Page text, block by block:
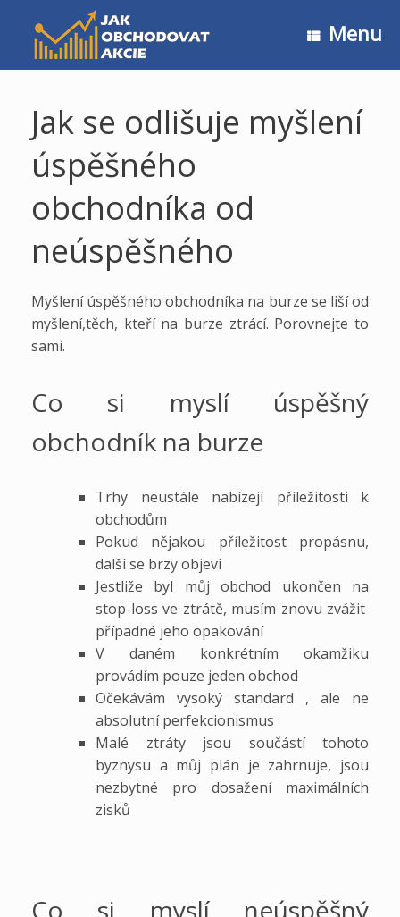
content
Menu
Jak se odlišuje myšlení
úspěšného
obchodníka od
neúspěšného
Myšlení úspěšného obchodníka na burze se liší od
myšlení,těch, kteří na burze ztrácí. Porovnejte to
sami.
Co si myslí úspěšný
obchodník na burze
Trhy neustále nabízejí příležitosti k
obchodům
Pokud nějakou příležitost propásnu,
další se brzy objeví
Jestliže byl můj obchod ukončen na
stop-loss ve ztrátě, musím znovu zvážit
případné jeho opakování
V daném konkrétním okamžiku
provádím pouze jeden obchod
Očekávám vysoký standard , ale ne
absolutní perfekcionismus
Malé ztráty jsou součástí tohoto
byznysu a můj plán je zahrnuje, jsou
nezbytné pro dosažení maximálních
zisků
Co si myslí neúspěšný